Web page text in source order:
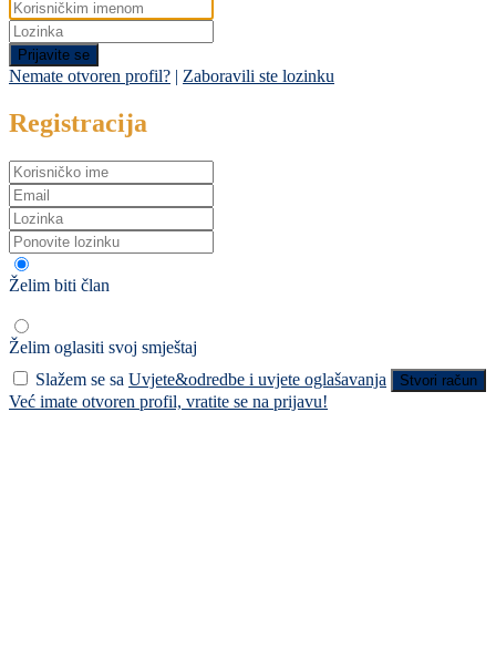
Prijavite se
Nemate otvoren profil? | Zaboravili ste lozinku
Registracija
Želim biti član
Želim oglasiti svoj smještaj
Slažem se sa Uvjete&odredbe i uvjete oglašavanja Stvori račun
Već imate otvoren profil, vratite se na prijavu!